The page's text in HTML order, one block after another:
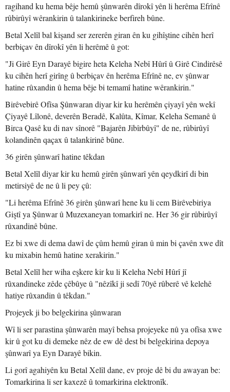
ragihand ku hema bêje hemû şûnwarên dîrokî yên li herêma Efrînê
rûbirûyî wêrankirin û talankirineke berfireh bûne.
Betal Xelîl bal kişand ser zererên giran ên ku gihîştine cihên herî
berbiçav ên dîrokî yên li herêmê û got:
"Ji Girê Eyn Darayê bigire heta Keleha Nebî Hûrî û Girê Cindirêsê
ku cihên herî girîng û berbiçav ên herêma Efrînê ne, ev şûnwar
hatine rûxandin û hema bêje bi temamî hatine wêrankirin."
Birêvebirê Ofîsa Şûnwaran diyar kir ku herêmên çiyayî yên wekî
Çiyayê Lîlonê, deverên Beradê, Kalûta, Kîmar, Keleha Semanê û
Birca Qasê ku di nav sînorê "Bajarên Jibîrbûyî" de ne, rûbirûyî
kolandinên qaçax û talankirinê bûne.
36 girên şûnwarî hatine têkdan
Betal Xelîl diyar kir ku hemû girên şûnwarî yên qeydkirî di bin
metirsiyê de ne û li pey çû:
"Li herêma Efrînê 36 girên şûnwarî hene ku li cem Birêvebiriya
Giştî ya Şûnwar û Muzexaneyan tomarkirî ne. Her 36 gir rûbirûyî
rûxandinê bûne.
Ez bi xwe di dema dawî de çûm hemû giran û min bi çavên xwe dît
ku mixabin hemû hatine xerakirin."
Betal Xelîl her wiha eşkere kir ku li Keleha Nebî Hûrî jî
rûxandineke zêde çêbûye û "nêzîkî ji sedî 70yê rûberê vê kelehê
hatiye rûxandin û têkdan."
Projeyek ji bo belgekirina şûnwaran
Wî li ser parastina şûnwarên mayî behsa projeyeke nû ya ofîsa xwe
kir û got ku di demeke nêz de ew dê dest bi belgekirina depoya
şûnwarî ya Eyn Darayê bikin.
Li gorî agahiyên ku Betal Xelîl dane, ev proje dê bi du awayan be:
Tomarkirina li ser kaxezê û tomarkirina elektronîk.